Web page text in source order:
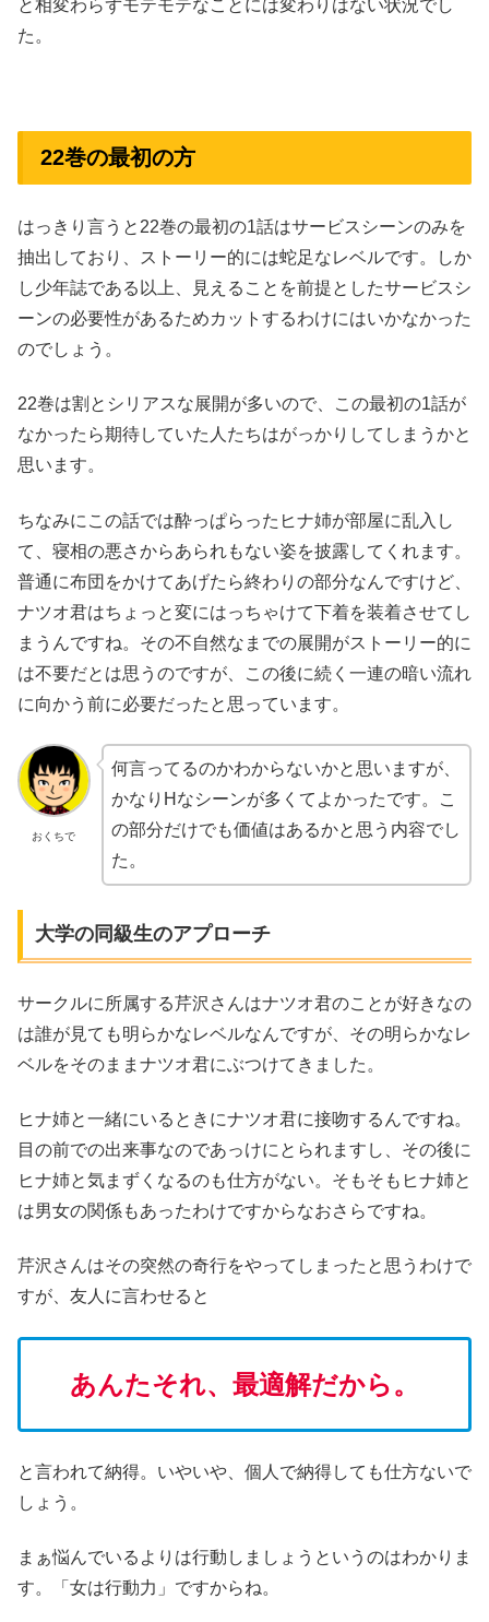
と相変わらずモテモテなことには変わりはない状況でし
た。
22巻の最初の方
はっきり言うと22巻の最初の1話はサービスシーンのみを
抽出しており、ストーリー的には蛇足なレベルです。しか
し少年誌である以上、見えることを前提としたサービスシ
ーンの必要性があるためカットするわけにはいかなかった
のでしょう。
22巻は割とシリアスな展開が多いので、この最初の1話が
なかったら期待していた人たちはがっかりしてしまうかと
思います。
ちなみにこの話では酔っぱらったヒナ姉が部屋に乱入し
て、寝相の悪さからあられもない姿を披露してくれます。
普通に布団をかけてあげたら終わりの部分なんですけど、
ナツオ君はちょっと変にはっちゃけて下着を装着させてし
まうんですね。その不自然なまでの展開がストーリー的に
は不要だとは思うのですが、この後に続く一連の暗い流れ
に向かう前に必要だったと思っています。
おくちで
何言ってるのかわからないかと思いますが、
かなりHなシーンが多くてよかったです。こ
の部分だけでも価値はあるかと思う内容でし
た。
大学の同級生のアプローチ
サークルに所属する芹沢さんはナツオ君のことが好きなの
は誰が見ても明らかなレベルなんですが、その明らかなレ
ベルをそのままナツオ君にぶつけてきました。
ヒナ姉と一緒にいるときにナツオ君に接吻するんですね。
目の前での出来事なのであっけにとられますし、その後に
ヒナ姉と気まずくなるのも仕方がない。そもそもヒナ姉と
は男女の関係もあったわけですからなおさらですね。
芹沢さんはその突然の奇行をやってしまったと思うわけで
すが、友人に言わせると
あんたそれ、最適解だから。
と言われて納得。いやいや、個人で納得しても仕方ないで
しょう。
まぁ悩んでいるよりは行動しましょうというのはわかりま
す。「女は行動力」ですからね。